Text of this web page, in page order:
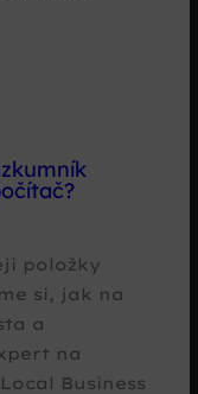
položky
si, jak na
a
na
Business